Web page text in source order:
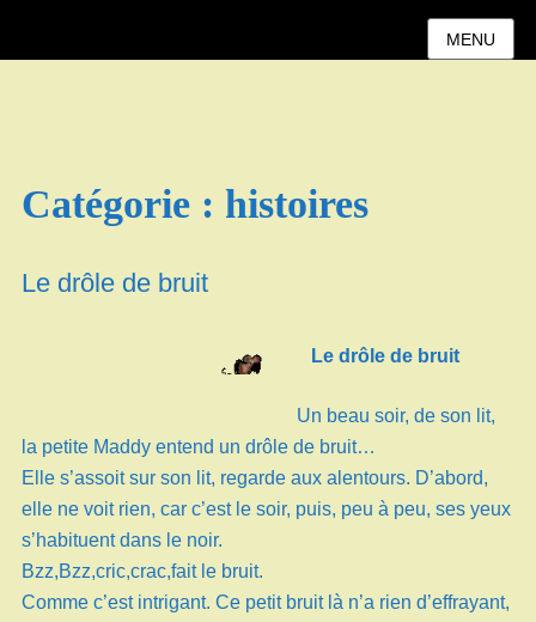
MENU
Catégorie : histoires
Le drôle de bruit
Le drôle de bruit
Un beau soir, de son lit,
la petite Maddy entend un drôle de bruit…
Elle s’assoit sur son lit, regarde aux alentours. D’abord,
elle ne voit rien, car c’est le soir, puis, peu à peu, ses yeux
s’habituent dans le noir.
Bzz,Bzz,cric,crac,fait le bruit.
Comme c’est intrigant. Ce petit bruit là n’a rien d’effrayant,